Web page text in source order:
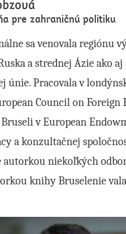
pre zahraničnú politiku
sa venovala regiónu
a strednej Ázie ako
únie. Pracovala v
Council on Foreign
v European
a konzultačnej
autorkou niekoľkých
knihy Bruselenie